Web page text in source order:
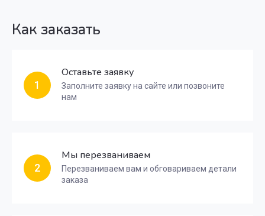
Как заказать
1
Оставьте заявку
Заполните заявку на сайте или позвоните
нам
2
Мы перезваниваем
Перезваниваем вам и обговариваем детали
заказа